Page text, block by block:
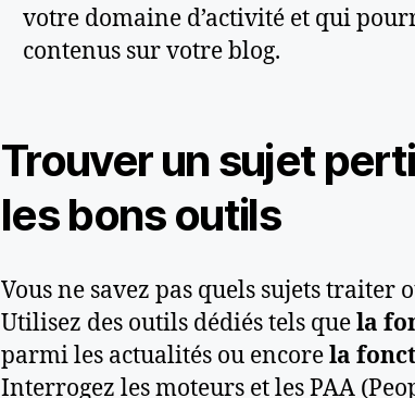
votre domaine d’activité et qui
contenus sur votre blog.
Trouver un sujet
les bons outils
Vous ne savez pas quels sujets traiter
Utilisez des outils dédiés tels quela
parmi les actualités ou encorela
Interrogez les moteurs et les PAA